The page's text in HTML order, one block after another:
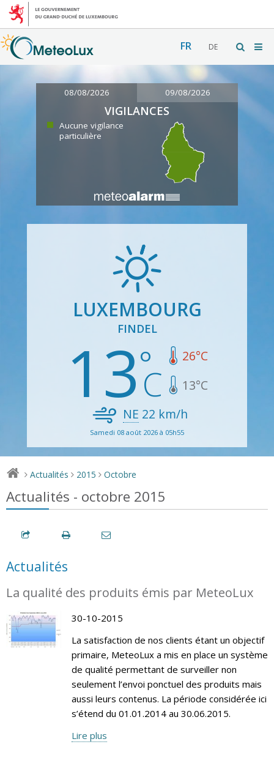
FR DE
08/08/2026 09/08/2026
VIGILANCES
Aucune vigilance
particulière
LUXEMBOURG
FINDEL
13 26°C
13°C
NE 22 km/h
Samedi 08 août 2026 à 05h55
> Actualités > 2015 > Octobre
Actualités - octobre 2015
Actualités
La qualité des produits émis par MeteoLux
30-10-2015
La satisfaction de nos clients étant un objectif
primaire, MeteoLux a mis en place un système
de qualité permettant de surveiller non
seulement l’envoi ponctuel des produits mais
aussi leurs contenus. La période considérée ici
s’étend du 01.01.2014 au 30.06.2015.
Lire plus